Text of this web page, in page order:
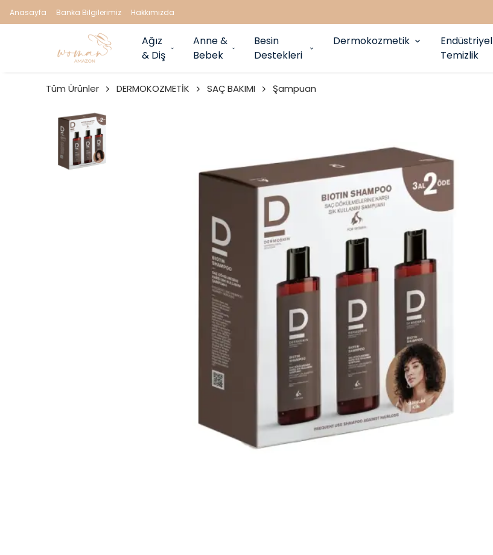
Anasayfa Banka Bilgilerimiz Hakkımızda
Ağız
& Diş
Anne &
Bebek
Besin
Destekleri
Dermokozmetik
Endüstriyel
Temizlik
Tüm Ürünler DERMOKOZMETİK SAÇ BAKIMI Şampuan